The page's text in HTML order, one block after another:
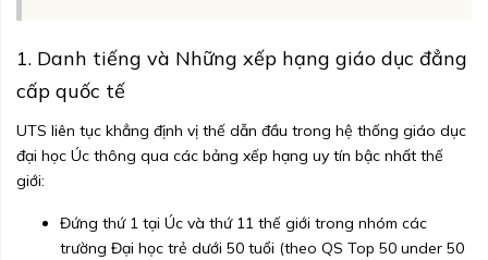
1. Danh tiếng và Những xếp hạng giáo dục đẳng
cấp quốc tế
UTS liên tục khẳng định vị thế dẫn đầu trong hệ thống giáo dục
đại học Úc thông qua các bảng xếp hạng uy tín bậc nhất thế
giới:
Đứng thứ 1 tại Úc và thứ 11 thế giới trong nhóm các
trường Đại học trẻ dưới 50 tuổi (theo QS Top 50 under 50